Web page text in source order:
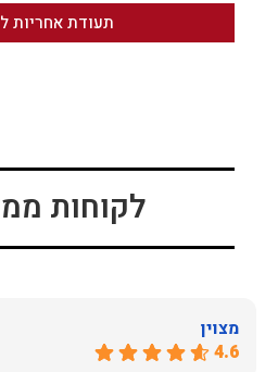
תעודת אחריות
לקוחות
מצוין
4.6